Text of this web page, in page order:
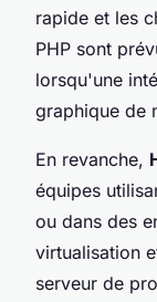
rapide et les
PHP sont
lorsqu'une
graphique de
En revanche,
équipes
ou dans des
virtualisation
serveur de